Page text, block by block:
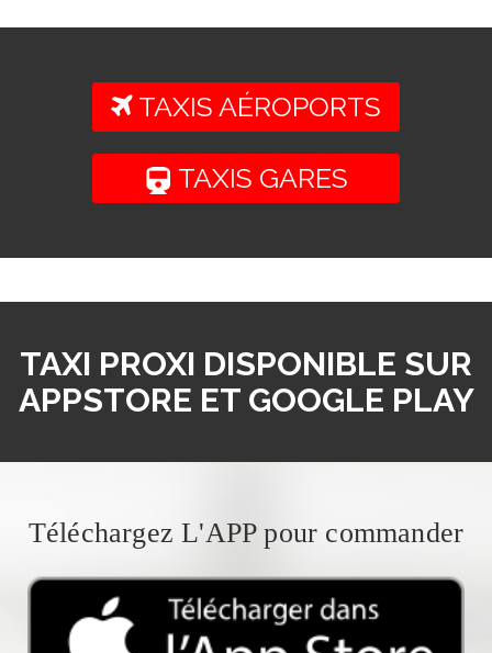
TAXIS AÉROPORTS
TAXIS GARES
TAXI PROXI DISPONIBLE SUR
APPSTORE ET GOOGLE PLAY
Téléchargez L'APP pour commander